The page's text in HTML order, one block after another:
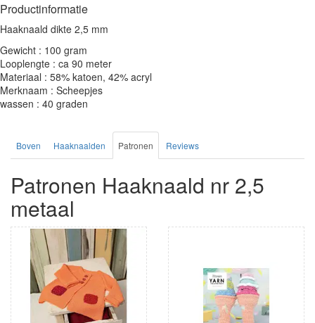
Productinformatie
Haaknaald dikte 2,5 mm
Gewicht : 100 gram
Looplengte : ca 90 meter
Materiaal : 58% katoen, 42% acryl
Merknaam : Scheepjes
wassen : 40 graden
Boven Haaknaalden Patronen Reviews
Patronen Haaknaald nr 2,5
metaal